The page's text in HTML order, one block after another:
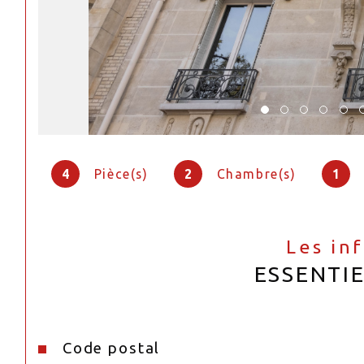
4 Pièce(s) 2 Chambre(s) 1
Les
Caractéristiques Valeurs
Code postal